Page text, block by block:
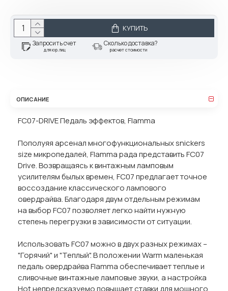
КУПИТЬ
Запросить счет
для юр.лиц
Сколько доставка?
расчет стоимости
ОПИСАНИЕ
FC07-DRIVE Педаль эффектов, Flamma
Пополyяя арсенал многофункциональных snickers
size микропедалей, Flamma рада представить FC07
Drive. Возвращаясь к винтажным ламповым
усилителям былых времен, FC07 предлагает точное
воссоздание классического лампового
овердрайва. Благодаря двум отдельным режимам
на выбор FC07 позволяет легко найти нужную
степень перегрузки в зависимости от ситуации.
Использовать FC07 можно в двух разных режимах –
"Горячий" и "Теплый". В положении Warm маленькая
педаль овердрайва Flamma обеспечивает теплые и
сливочные винтажные ламповые звуки, а настройка
Hot непредсказуемо повышает ставки для мощного